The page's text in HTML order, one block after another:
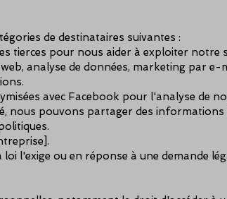
de destinataires suivantes :
tierces pour nous aider à exploiter notre
analyse de données, marketing par e-
avec Facebook pour l'analyse de
nous pouvons partager des informations
l'exige ou en réponse à une demande